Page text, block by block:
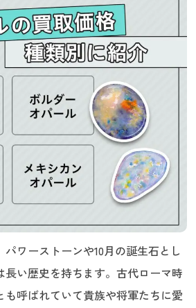
ワーストーンや10月の誕生石とし
長い歴史を持ちます。古代ローマ時
も呼ばれていて貴族や将軍たちに愛